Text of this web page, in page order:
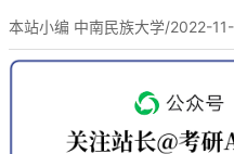
本站小编 中南民族大学/2022-